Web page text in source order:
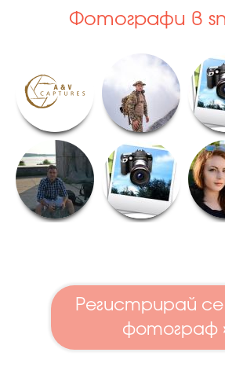
Фотографи в
Регистрирай
фотограф